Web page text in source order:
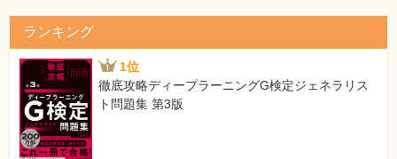
13.2 DAOパターン
13.3 どこつぶでデータベースを利用する
13.4 この章のまとめ
13.5 練習問題
13.6 練習問題の解答
■第Ⅴ部 設計手法を身に付けよう
javax.http.servlet.HttpSerlvetを継承する。
103ページ HTMLのレスポンスについて（2つ目の個条書き）
[誤]
PrintWriter()
[正]
PrintWriter
ランキング
1位
徹底攻略ディープラーニングG検定ジェネラリス
ト問題集 第3版